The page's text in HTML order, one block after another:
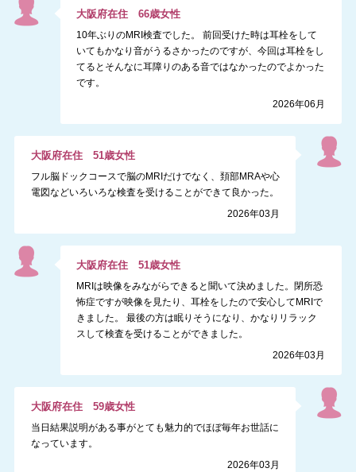
大阪府在住66歳女性
10年ぶりのMRI検査でした。 前回受けた時は耳栓をして
いてもかなり音がうるさかったのですが、今回は耳栓をし
てるとそんなに耳障りのある音ではなかったのでよかった
です。
2026年06月
大阪府在住 51歳女性
フル脳ドックコースで脳のMRIだけでなく、頚部MRAや心
電図などいろいろな検査を受けることができて良かった。
2026年03月
大阪府在住51歳女性
MRIは映像をみながらできると聞いて決めました。閉所恐
怖症ですが映像を見たり、耳栓をしたので安心してMRIで
きました。 最後の方は眠りそうになり、かなりリラック
スして検査を受けることができました。
2026年03月
大阪府在住 59歳女性
当日結果説明がある事がとても魅力的でほぼ毎年お世話に
なっています。
2026年03月